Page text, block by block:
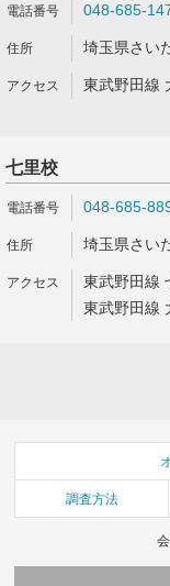
048-685-
埼玉県さい
東武野田線
七里校
048-685-
埼玉県さい
東武野田線
東武野田線
調査方法